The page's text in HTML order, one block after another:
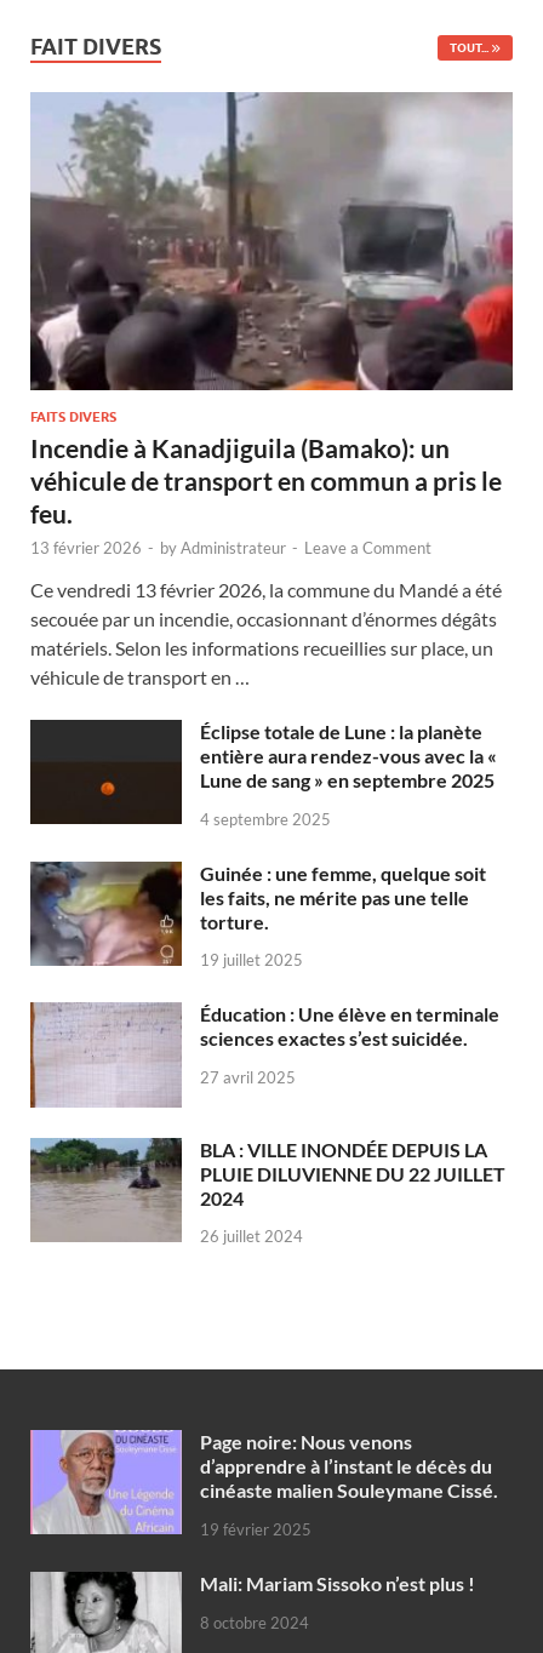
FAIT DIVERS TOUT...
FAITS DIVERS
Incendie à Kanadjiguila (Bamako): un
véhicule de transport en commun a pris le
feu.
13 février 2026 - byAdministrateur - Leave a Comment
Ce vendredi 13 février 2026, la commune du Mandé a été
secouée par un incendie, occasionnant d’énormes dégâts
matériels. Selon les informations recueillies sur place, un
véhicule de transport en …
Éclipse totale de Lune : la planète
entière aura rendez-vous avec la «
Lune de sang » en septembre 2025
4 septembre 2025
Guinée : une femme, quelque soit
les faits, ne mérite pas une telle
torture.
19 juillet 2025
Éducation : Une élève en terminale
sciences exactes s’est suicidée.
27 avril 2025
BLA : VILLE INONDÉE DEPUIS LA
PLUIE DILUVIENNE DU 22 JUILLET
2024
26 juillet 2024
Page noire: Nous venons
d’apprendre à l’instant le décès du
cinéaste malien Souleymane Cissé.
19 février 2025
Mali: Mariam Sissoko n’est plus !
8 octobre 2024